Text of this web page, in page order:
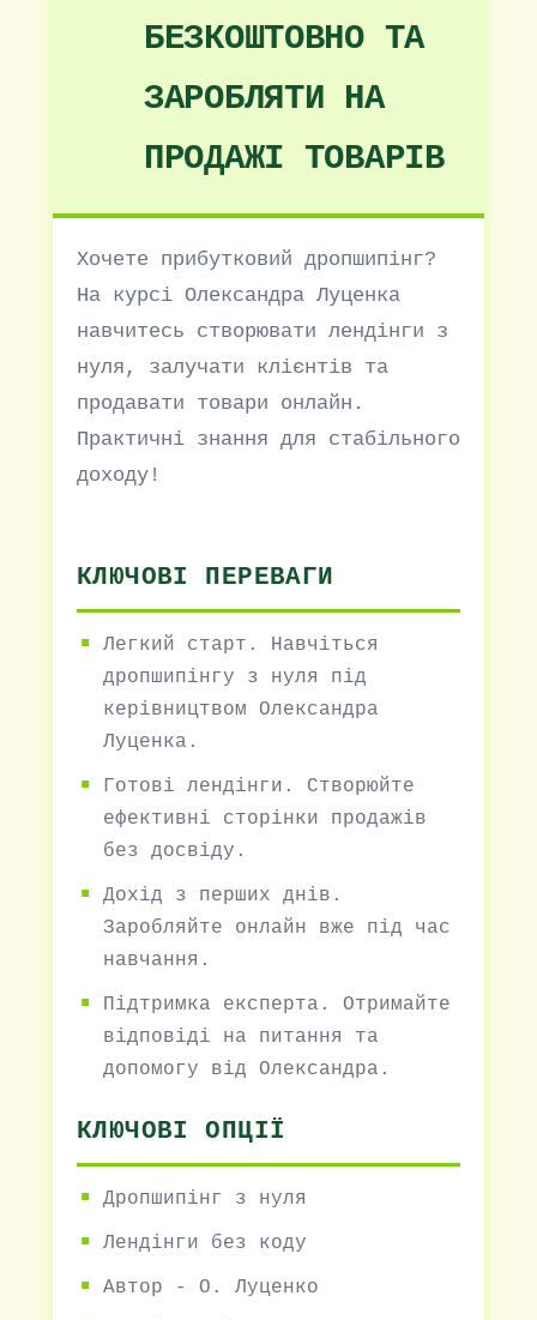
БЕЗКОШТОВНО ТА
ЗАРОБЛЯТИ НА
ПРОДАЖІ ТОВАРІВ
Хочете прибутковий дропшипінг?
На курсі Олександра Луценка
навчитесь створювати лендінги з
нуля, залучати клієнтів та
продавати товари онлайн.
Практичні знання для стабільного
доходу!
КЛЮЧОВІ ПЕРЕВАГИ
Легкий старт. Навчіться
дропшипінгу з нуля під
керівництвом Олександра
Луценка.
Готові лендінги. Створюйте
ефективні сторінки продажів
без досвіду.
Дохід з перших днів.
Заробляйте онлайн вже під час
навчання.
Підтримка експерта. Отримайте
відповіді на питання та
допомогу від Олександра.
КЛЮЧОВІ ОПЦІЇ
Дропшипінг з нуля
Лендінги без коду
Автор - О. Луценко